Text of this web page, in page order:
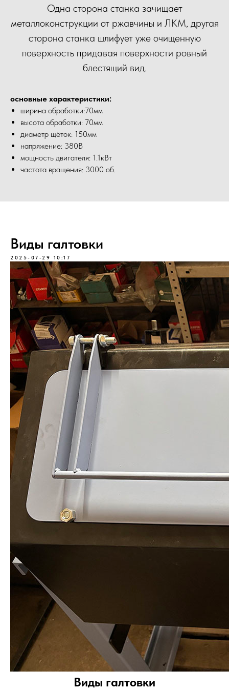
Одна сторона станка зачищает
металлоконструкции от ржавчины и ЛКМ, другая
сторона станка шлифует уже очищенную
поверхность придавая поверхности ровный
блестящий вид.
основные характеристики:
ширина обработки:70мм
высота обработки: 70мм
диаметр щёток: 150мм
напряжение: 380В
мощность двигателя: 1.1кВт
частота вращения: 3000 об.
Виды галтовки
2025-07-29 10:17
Виды галтовки